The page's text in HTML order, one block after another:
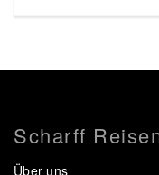
Scharff
Über uns